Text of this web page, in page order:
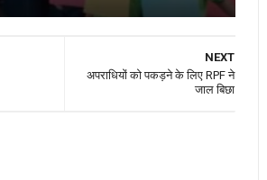
NEXT
अपराधियों को पकड़ने के लिए RPF ने
जाल बिछा